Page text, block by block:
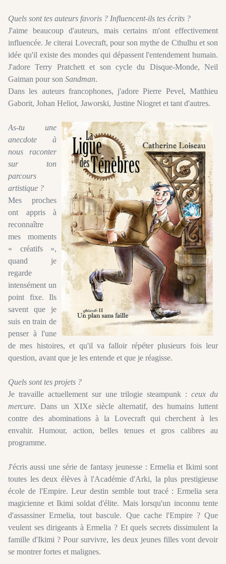
Quels sont tes auteurs favoris ? Influencent-ils tes écrits ?
J'aime beaucoup d'auteurs, mais certains m'ont effectivement
influencée. Je citerai Lovecraft, pour son mythe de Cthulhu et son
idée qu'il existe des mondes qui dépassent l'entendement humain.
J'adore Terry Pratchett et son cycle du Disque-Monde, Neil
Gaiman pour son Sandman.
Dans les auteurs francophones, j'adore Pierre Pevel, Matthieu
Gaborit, Johan Heliot, Jaworski, Justine Niogret et tant d'autres.
As-tu une
anecdote à
nous raconter
sur ton
parcours
artistique ?
Mes proches
ont appris à
reconnaître
mes moments
« créatifs »,
quand je
regarde
intensément un
point fixe. Ils
savent que je
suis en train de
penser à l'une
de mes histoires, et qu'il va falloir répéter plusieurs fois leur
question, avant que je les entende et que je réagisse.
Quels sont tes projets ?
Je travaille actuellement sur une trilogie steampunk :ceux du
mercure. Dans un XIXe siècle alternatif, des humains luttent
contre des abominations à la Lovecraft qui cherchent à les
envahir. Humour, action, belles tenues et gros calibres au
programme.
J'écris aussi une série de fantasy jeunesse : Ermelia et Ikimi sont
toutes les deux élèves à l'Académie d'Arki, la plus prestigieuse
école de l'Empire. Leur destin semble tout tracé : Ermelia sera
magicienne et Ikimi soldat d'élite. Mais lorsqu'un inconnu tente
d'assassiner Ermelia, tout bascule. Que cache l'Empire ? Que
veulent ses dirigeants à Ermelia ? Et quels secrets dissimulent la
famille d'Ikimi ? Pour survivre, les deux jeunes filles vont devoir
se montrer fortes et malignes.